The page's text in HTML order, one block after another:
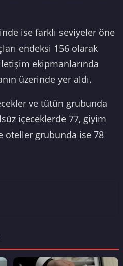
ise farklı seviyeler öne
endeksi 156 olarak
ekipmanlarında
üzerinde yer aldı.
ve tütün grubunda
içeceklerde 77, giyim
oteller grubunda ise 78